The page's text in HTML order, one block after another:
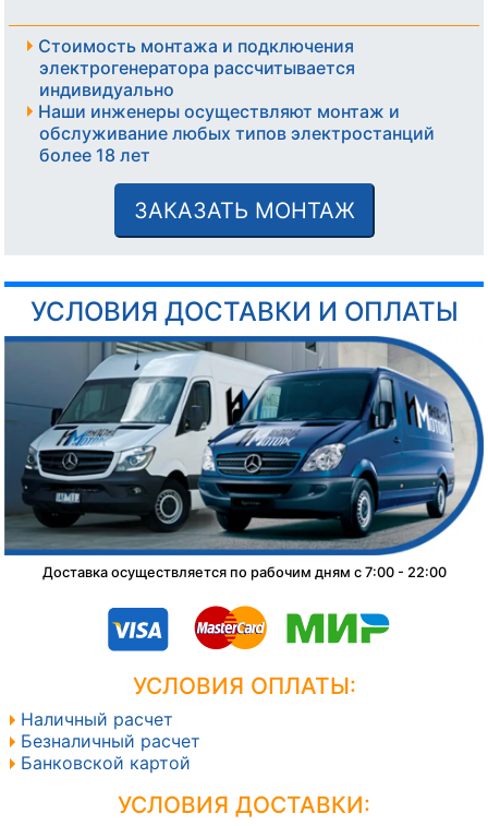
Стоимость монтажа и подключения
электрогенератора рассчитывается
индивидуально
Наши инженеры осуществляют монтаж и
обслуживание любых типов электростанций
более 18 лет
ЗАКАЗАТЬ МОНТАЖ
УСЛОВИЯ ДОСТАВКИ И ОПЛАТЫ
Доставка осуществляется по рабочим дням с 7:00 - 22:00
УСЛОВИЯ ОПЛАТЫ:
Наличный расчет
Безналичный расчет
Банковской картой
УСЛОВИЯ ДОСТАВКИ: